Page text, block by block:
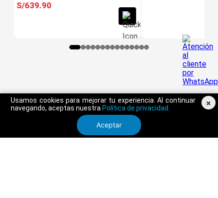
Usamos cookies para mejorar tu experiencia. Al continuar
navegando, aceptas nuestra Política de privacidad.
Aceptar
×
S/639.90